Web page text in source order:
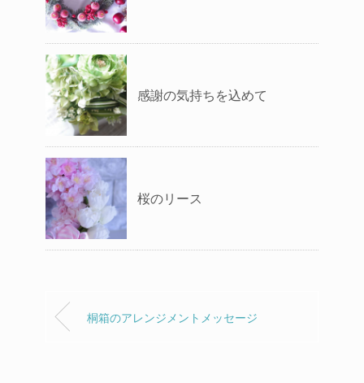
感謝の気持ちを込めて
桜のリース
桐箱のアレンジメントメッセージ